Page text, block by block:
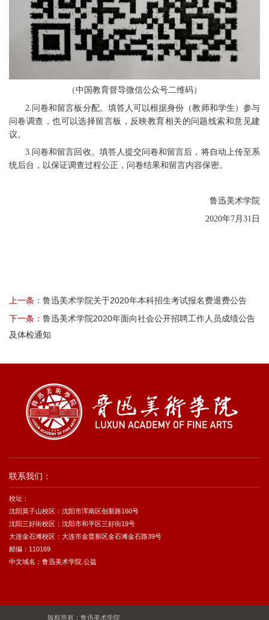
（中国教育督导微信公众号二维码）
2.问卷和留言板分配。填答人可以根据身份（教师和学生）参与
问卷调查，也可以选择留言板，反映教育相关的问题线索和意见建
议。
3.问卷和留言回收。填答人提交问卷和留言后，将自动上传至系
统后台，以保证调查过程公正，问卷结果和留言内容保密。
鲁迅美术学院
2020年7月31日
上一条： 鲁迅美术学院关于2020年本科招生考试报名费退费公告
下一条： 鲁迅美术学院2020年面向社会公开招聘工作人员成绩公告
及体检通知
联系我们：
校址：
沈阳莫子山校区：沈阳市浑南区创新路160号
沈阳三好街校区：沈阳市和平区三好街19号
大连金石滩校区：大连市金普新区金石滩金石路39号
邮编：110169
中文域名：鲁迅美术学院.公益
版权所有：鲁迅美术学院